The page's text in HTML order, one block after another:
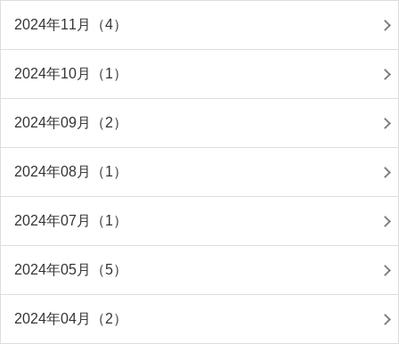
2024年11月（4）
2024年10月（1）
2024年09月（2）
2024年08月（1）
2024年07月（1）
2024年05月（5）
2024年04月（2）